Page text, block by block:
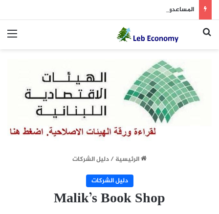
المساعدون القضائيّون: المهلة انتهت وحان وقت المواجهة
بحث عن
الرئيسية/دليل الشركات
دليل الشركات
Malik’s Book Shop